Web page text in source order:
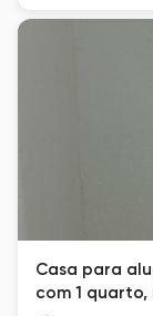
Casa para
com 1 quarto,